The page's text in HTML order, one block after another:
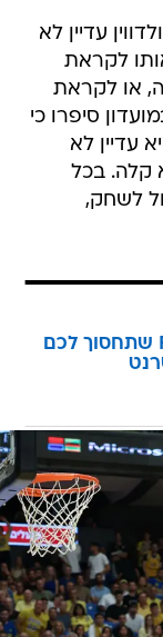
עדיין לא
לקראת
או לקראת
סיפרו כי
עדיין לא
קלה. בכל
לשחק,
המהפכה של וואלה Fiber שתחסוך לכם